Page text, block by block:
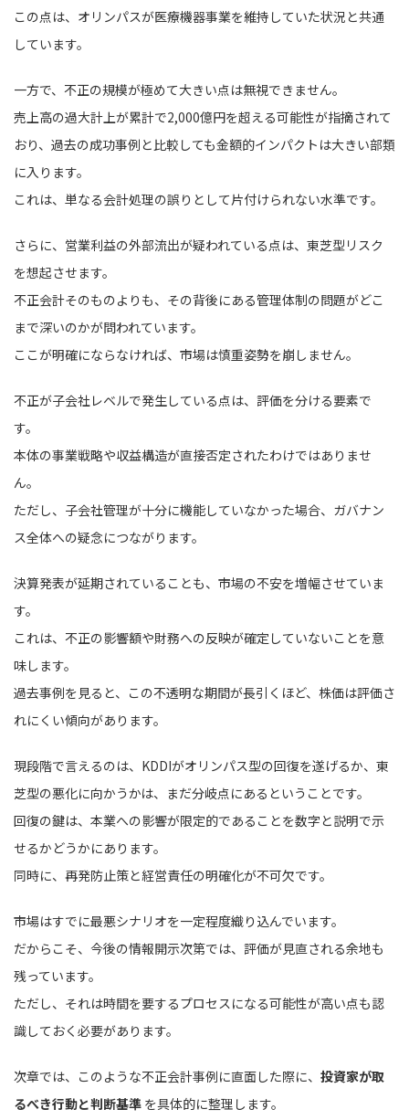
この点は、オリンパスが医療機器事業を維持していた状況と共通
しています。
一方で、不正の規模が極めて大きい点は無視できません。
売上高の過大計上が累計で2,000億円を超える可能性が指摘されて
おり、過去の成功事例と比較しても金額的インパクトは大きい部類
に入ります。
これは、単なる会計処理の誤りとして片付けられない水準です。
さらに、営業利益の外部流出が疑われている点は、東芝型リスク
を想起させます。
不正会計そのものよりも、その背後にある管理体制の問題がどこ
まで深いのかが問われています。
ここが明確にならなければ、市場は慎重姿勢を崩しません。
不正が子会社レベルで発生している点は、評価を分ける要素で
す。
本体の事業戦略や収益構造が直接否定されたわけではありませ
ん。
ただし、子会社管理が十分に機能していなかった場合、ガバナン
ス全体への疑念につながります。
決算発表が延期されていることも、市場の不安を増幅させていま
す。
これは、不正の影響額や財務への反映が確定していないことを意
味します。
過去事例を見ると、この不透明な期間が長引くほど、株価は評価さ
れにくい傾向があります。
現段階で言えるのは、KDDIがオリンパス型の回復を遂げるか、東
芝型の悪化に向かうかは、まだ分岐点にあるということです。
回復の鍵は、本業への影響が限定的であることを数字と説明で示
せるかどうかにあります。
同時に、再発防止策と経営責任の明確化が不可欠です。
市場はすでに最悪シナリオを一定程度織り込んでいます。
だからこそ、今後の情報開示次第では、評価が見直される余地も
残っています。
ただし、それは時間を要するプロセスになる可能性が高い点も認
識しておく必要があります。
次章では、このような不正会計事例に直面した際に、 投資家が取
るべき行動と判断基準 を具体的に整理します。